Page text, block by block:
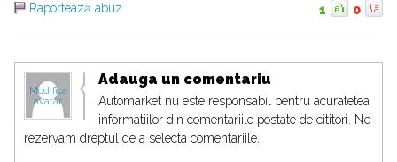
Raportează abuz
1 0
Modifica
avatar
Adauga un comentariu
Automarket nu este responsabil pentru acuratetea
informatiilor din comentariile postate de cititori. Ne
rezervam dreptul de a selecta comentariile.